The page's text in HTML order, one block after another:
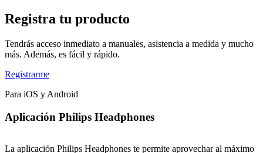
Registra tu producto
Tendrás acceso inmediato a manuales, asistencia a medida y mucho
más. Además, es fácil y rápido.
Registrarme
Para iOS y Android
Aplicación Philips Headphones
La aplicación Philips Headphones te permite aprovechar al máximo